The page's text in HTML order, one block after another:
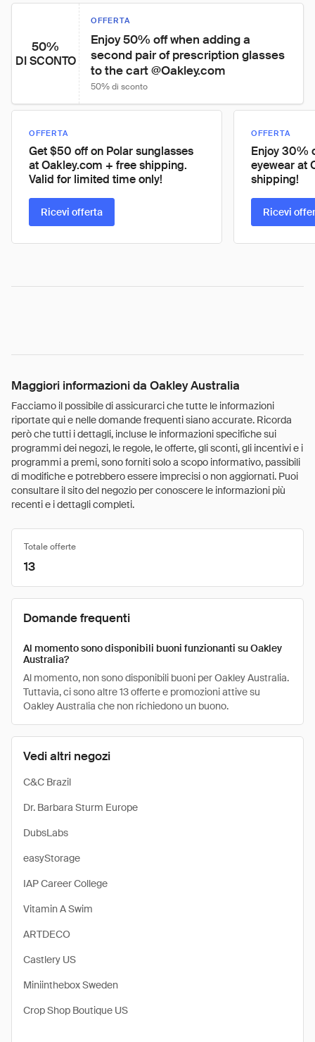
50%
DI SCONTO
OFFERTA
Enjoy 50% off when adding a
second pair of prescription glasses
to the cart @Oakley.com
50% di sconto
OFFERTA
Get $50 off on Polar sunglasses
at Oakley.com + free shipping.
Valid for limited time only!
Ricevi offerta
OFFERTA
Enjoy 30%
eyewear at
shipping!
Ricevi
Maggiori informazioni da Oakley Australia
Facciamo il possibile di assicurarci che tutte le informazioni
riportate qui e nelle domande frequenti siano accurate. Ricorda
però che tutti i dettagli, incluse le informazioni specifiche sui
programmi dei negozi, le regole, le offerte, gli sconti, gli incentivi e i
programmi a premi, sono forniti solo a scopo informativo, passibili
di modifiche e potrebbero essere imprecisi o non aggiornati. Puoi
consultare il sito del negozio per conoscere le informazioni più
recenti e i dettagli completi.
Vedi altri negozi
C&C Brazil
Dr. Barbara Sturm Europe
DubsLabs
easyStorage
IAP Career College
Vitamin A Swim
ARTDECO
Castlery US
Miniinthebox Sweden
Crop Shop Boutique US
Totale offerte
13
Domande frequenti
Al momento sono disponibili buoni funzionanti su Oakley
Australia?
Al momento, non sono disponibili buoni per Oakley Australia.
Tuttavia, ci sono altre 13 offerte e promozioni attive su
Oakley Australia che non richiedono un buono.